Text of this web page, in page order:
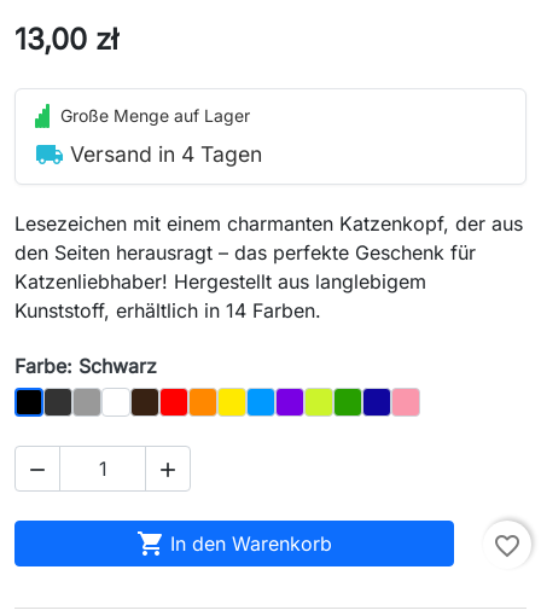
13,00 zł
Große Menge auf Lager
local_shipping Versand in 4 Tagen
Lesezeichen mit einem charmanten Katzenkopf, der aus
den Seiten herausragt – das perfekte Geschenk für
Katzenliebhaber! Hergestellt aus langlebigem
Kunststoff, erhältlich in 14 Farben.
Farbe: Schwarz
Schwarz
Graphit
GrauWeißBraun
RotOrange
GelbBlauLilaHellgrün
GrünMarineblau
Rosa
 
 In den Warenkorb favorite_border